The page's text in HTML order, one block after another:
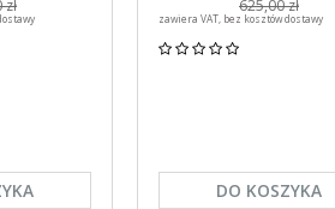
sztuk
625,00 zł
zawiera VAT, bez kosztów dostawy
DO KOSZYKA